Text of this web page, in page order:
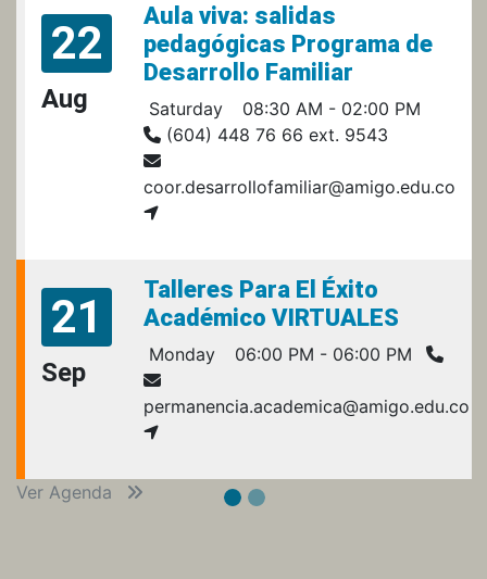
22
Aug
Aula viva: salidas
pedagógicas Programa de
Desarrollo Familiar
Saturday
08:30 AM - 02:00 PM
(604) 448 76 66 ext. 9543
coor.desarrollofamiliar@amigo.edu.co
21
Sep
Talleres Para El Éxito
Académico VIRTUALES
Monday 06:00 PM - 06:00 PM
permanencia.academica@amigo.edu.co
Ver Agenda